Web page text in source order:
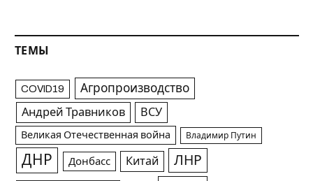
ТЕМЫ
COVID19 Агропроизводство
Андрей Травников ВСУ
Великая Отечественная война Владимир Путин
ДНР Донбасс Китай ЛНР